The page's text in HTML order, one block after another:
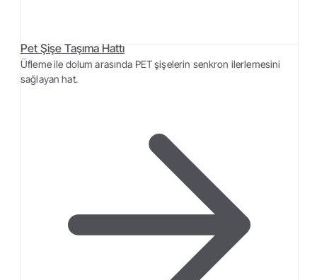
Pet Şişe Taşıma Hattı
Üfleme ile dolum arasında PET şişelerin senkron ilerlemesini
sağlayan hat.